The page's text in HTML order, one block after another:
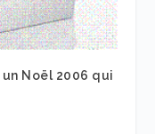
Noël 2006 qui